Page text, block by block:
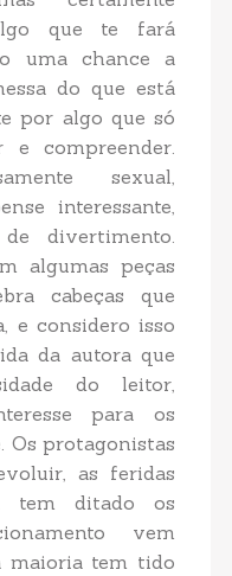
que te fará
uma chance a
do que está
por algo que só
e compreender.
sexual,
interessante,
divertimento.
algumas peças
cabeças que
e considero isso
da autora que
do leitor,
para os
Os protagonistas
as feridas
tem ditado os
vem
maioria tem tido